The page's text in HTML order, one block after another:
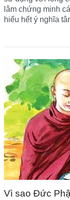
lâm chứng minh
hiểu hết ý nghĩa
Vì sao Đức